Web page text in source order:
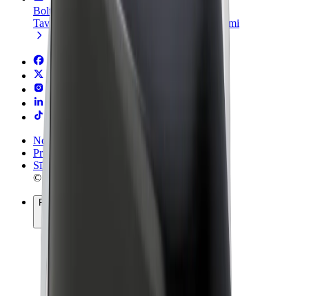
Bolt for Business
Tavam uzņēmumam pielāgoti Bolt pakalpojumi
Noteikumi un nosacījumi
Privātuma politika
Sīkdatnes
© 2026 Bolt Technology OÜ
Pakalpojumi